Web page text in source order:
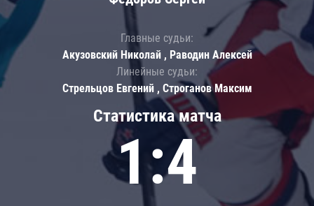
Статистика матча
1:4
Главные судьи:
Акузовский Николай , Раводин Алексей
Линейные судьи:
Стрельцов Евгений , Строганов Максим